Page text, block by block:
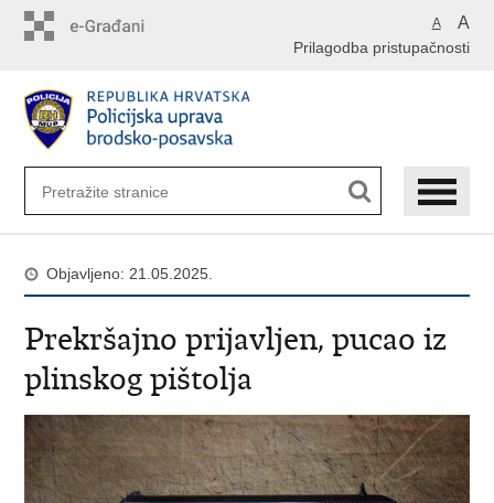
A A
Prilagodba pristupačnosti
Objavljeno: 21.05.2025.
Prekršajno prijavljen, pucao iz
plinskog pištolja